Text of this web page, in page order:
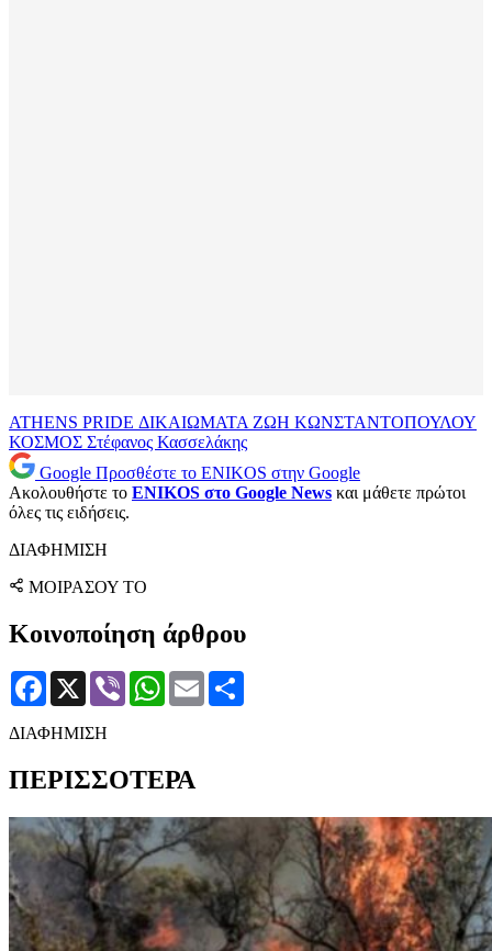
ATHENS PRIDE ΔΙΚΑΙΩΜΑΤΑ ΖΩΗ ΚΩΝΣΤΑΝΤΟΠΟΥΛΟΥ
ΚΟΣΜΟΣ Στέφανος Κασσελάκης
Google Προσθέστε το ENIKOS στην Google
Ακολουθήστε το ENIKOS στο Google News και μάθετε πρώτοι
όλες τις ειδήσεις.
ΔΙΑΦΗΜΙΣΗ
ΜΟΙΡΑΣΟΥ ΤΟ
Κοινοποίηση άρθρου
Facebook
X Viber WhatsApp
Email
ΔΙΑΦΗΜΙΣΗ
ΠΕΡΙΣΣΟΤΕΡΑ